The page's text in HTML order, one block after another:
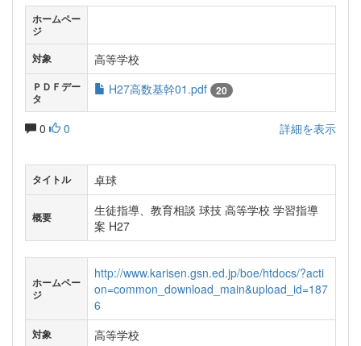
ホームペー
ジ
対象
高等学校
ＰＤＦデー
タ
H27高数基幹01.pdf 20
0 0 詳細を表示
タイトル 卓球
概要
生徒指導、教育相談 球技 高等学校 学習指導
案 H27
ホームペー
ジ
http://www.karisen.gsn.ed.jp/boe/htdocs/?acti
on=common_download_main&upload_id=187
6
対象 高等学校